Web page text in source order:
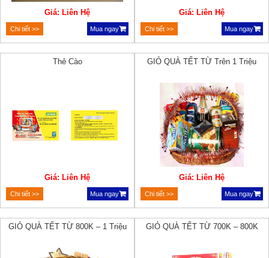
Giá: Liên Hệ
Chi tiết >> Mua ngay
Giá: Liên Hệ
Chi tiết >> Mua ngay
Thẻ Cào
Giá: Liên Hệ
Chi tiết >> Mua ngay
GIỎ QUÀ TẾT TỪ Trên 1 Triệu
Giá: Liên Hệ
Chi tiết >> Mua ngay
GIỎ QUÀ TẾT TỪ 800K – 1 Triệu GIỎ QUÀ TẾT TỪ 700K – 800K